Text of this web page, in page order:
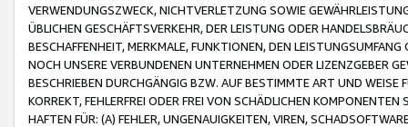
VERWENDUNGSZWECK, NICHTVERLETZUNG SOWIE
ÜBLICHEN GESCHÄFTSVERKEHR, DER LEISTUNG ODER
BESCHAFFENHEIT, MERKMALE, FUNKTIONEN, DEN
NOCH UNSERE VERBUNDENEN UNTERNEHMEN ODER LIZENZGEBER
BESCHRIEBEN DURCHGÄNGIG BZW. AUF BESTIMMTE ART UND
KORREKT, FEHLERFREI ODER FREI VON SCHÄDLICHEN
HAFTEN FÜR: (A) FEHLER, UNGENAUIGKEITEN, VIREN,